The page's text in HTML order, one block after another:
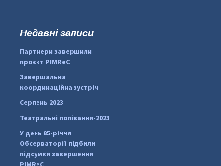
#PipIvanToday
pimrec_project
:Недавні записи
Партнери завершили
проєкт PIMReC
Завершальна
координаційна зустріч
Серпень 2023
Театральні попівання-2023
У день 85-річчя
Обсерваторії підбили
підсумки завершення
PIMReC